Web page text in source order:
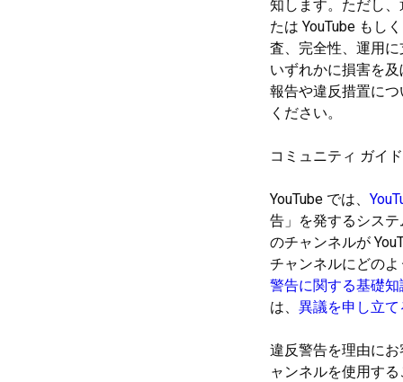
知します。ただし
たは YouTube もし
査、完全性、運用に
いずれかに損害を
報告や違反措置に
ください。
コミュニティ ガイ
YouTube では、
告」を発するシス
のチャンネルが
チャンネルにどの
警告に関する基礎知
は、 異議を申し立て
違反警告を理由に
ャンネルを使用す